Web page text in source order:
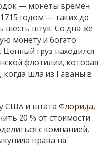
— монеты времен
годом — таких до
шесть штук. Со дна же
монету и богато
груз находился
флотилии, которая
когда шла из Гаваны в
США и штата Флорида,
20 % от стоимости
с компанией,
права на